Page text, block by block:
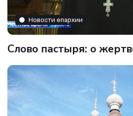
Новости епархии
Слово пастыря: о